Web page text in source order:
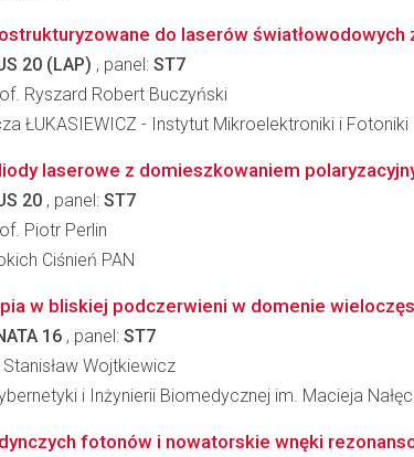
do laserów
20 (LAP) , panel: ST7
Ryszard Robert Buczyński
ŁUKASIEWICZ - Instytut Mikroelektroniki i Fotoniki
laserowe z domieszkowaniem
20 , panel: ST7
Piotr Perlin
Ciśnień PAN
w bliskiej podczerwieni w domenie
16 , panel: ST7
Wojtkiewicz
i Inżynierii Biomedycznej im. Macieja
fotonów i nowatorskie wnęki